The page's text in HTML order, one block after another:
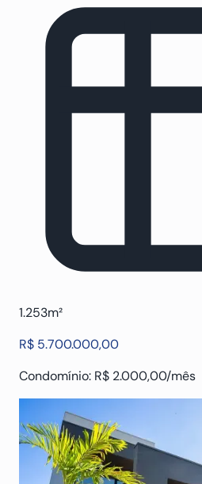
1.253m²
R$ 5.700.000,00
Condomínio: R$ 2.000,00/mês